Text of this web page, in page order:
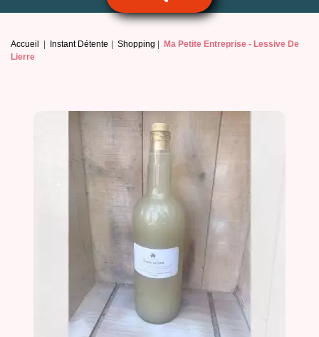
Accueil Instant Détente Shopping Ma Petite Entreprise - Lessive De
Lierre